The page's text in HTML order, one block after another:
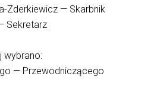
Zderkiewicz — Skarbnik
Sekretarz
wybrano:
— Przewodniczącego